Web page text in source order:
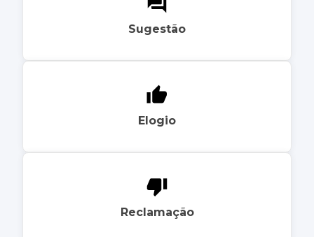
Sugestão
Elogio
Reclamação